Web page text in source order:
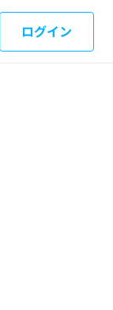
ログイン